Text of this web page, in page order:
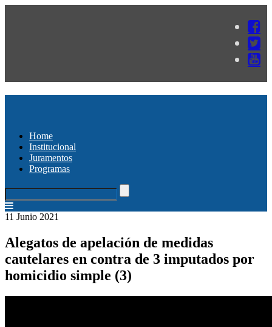
Home
Institucional
Juramentos
Programas
11 Junio 2021
Alegatos de apelación de medidas
cautelares en contra de 3 imputados por
homicidio simple (3)